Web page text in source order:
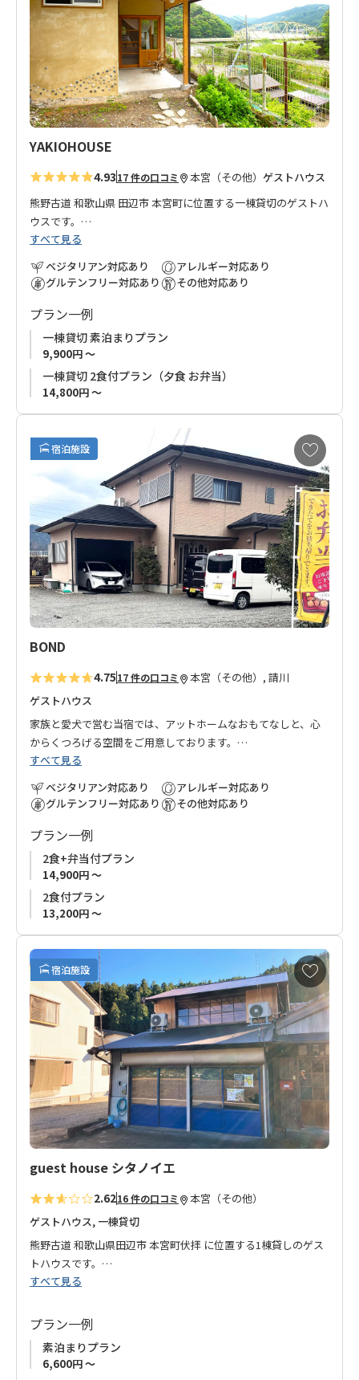
り
に
追
加
YAKIOHOUSE
4.9317 件の口コミ 本宮（その他） ゲストハウス
熊野古道 和歌山県 田辺市 本宮町に位置する一棟貸切のゲストハ
ウスです。
旅行好きのオーナーが、和歌山県を5年かけて周り、本宮町を気
に入り家族で移住。
自宅の離れを改装してオープンしたゲストハウスです。
熊野三山のひとつである「熊野本宮大社」からバスで10分以
内。
本宮方面から高野山へ向かう熊野古道小辺路の登山口にも面し
ており、中辺路、小辺路歩きの両方に好アクセスの立地。
小さな集落の高台に位置し、一棟貸切なので他のお客様を気に
することなくゆったりと絶景の自然を満喫いただけます。
熊野古道歩きのお客様はもちろん、都会を離れ自然の真ん中で
時間を過ごしたい方にもオススメのお宿です。
■ご予約受付について
お申込みの受付はご利用希望日の４ケ月前からです。
すべて見る
ベジタリアン対応あり
グルテンフリー対応あり
アレルギー対応あり
その他対応あり
プラン一例
一棟貸切 素泊まりプラン
9,900円 ～
一棟貸切 2食付プラン（夕食 お弁当）
14,800円 ～
宿泊施設
お
気
に
入
り
に
追
加
BOND
4.7517 件の口コミ
本宮（その他）, 請川
ゲストハウス
家族と愛犬で営む当宿では、アットホームなおもてなしと、心
からくつろげる空間をご用意しております。
旅の疲れを癒し、夜には満天の星空が広がり、自然と一体にな
るような特別な時間をお楽しみいただけます。
食事は地元の旬の食材をふんだんに使用し、「地産地消」をモ
ットーにしています。
ベジタリアンやその他の食事制限にも柔軟に対応し、皆さまに
安心してお楽しみいただけます。
熊野古道を歩き、心と体をリフレッシュした後は、「BOND」で
【ご注意】
常駐の犬がおります。
犬アレルギーをお持ちの場合や、苦手な方はご利用をご遠慮く
ださい。
ご理解をいただきました上でのご予約をお願いいたします。
すべて見る
ベジタリアン対応あり
グルテンフリー対応あり
アレルギー対応あり
その他対応あり
プラン一例
2食+弁当付プラン
14,900円 ～
2食付プラン
13,200円 ～
宿泊施設
お
気
に
入
り
に
追
加
guest house シタノイエ
2.6216 件の口コミ
本宮（その他）
ゲストハウス, 一棟貸切
熊野古道 和歌山県田辺市 本宮町伏拝 に位置する1棟貸しのゲス
トハウスです。
野の自然に魅せられ、その後家族で移住。
まるで親戚のおじちゃんの家に遊びに来たような空間を提供し
たいという想いからオープンしたお宿です。
すべて見る
プラン一例
素泊まりプラン
6,600円 ～